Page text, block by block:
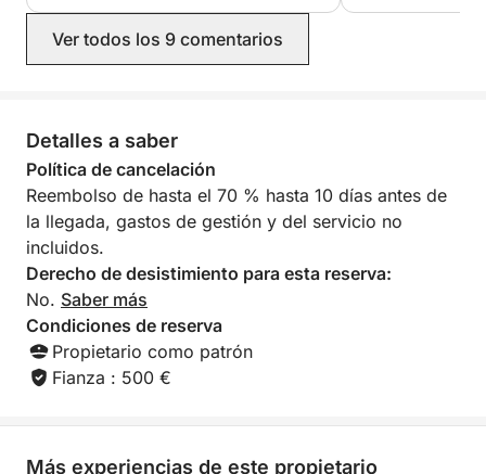
por los recuerdos tan increíbles.
Ver todos los 9 comentarios
Detalles a saber
Política de cancelación
Reembolso de hasta el 70 % hasta 10 días antes de
la llegada, gastos de gestión y del servicio no
incluidos.
Derecho de desistimiento para esta reserva:
No. Saber más
Condiciones de reserva
Propietario como patrón
Fianza : 500 €
Más experiencias de este propietario